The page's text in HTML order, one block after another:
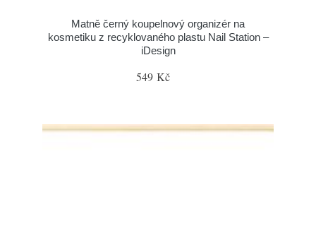
Matně černý koupelnový organizér na
kosmetiku z recyklovaného plastu Nail Station –
iDesign
549 Kč